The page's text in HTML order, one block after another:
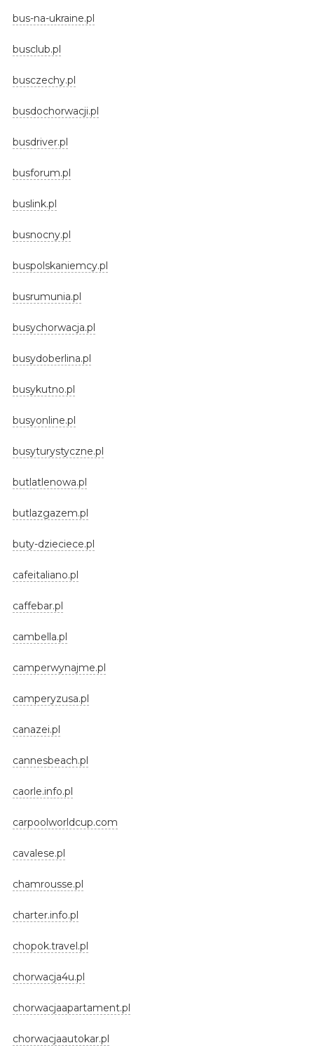
bus-na-ukraine.pl
busclub.pl
busczechy.pl
busdochorwacji.pl
busdriver.pl
busforum.pl
buslink.pl
busnocny.pl
buspolskaniemcy.pl
busrumunia.pl
busychorwacja.pl
busydoberlina.pl
busykutno.pl
busyonline.pl
busyturystyczne.pl
butlatlenowa.pl
butlazgazem.pl
buty-dzieciece.pl
cafeitaliano.pl
caffebar.pl
cambella.pl
camperwynajme.pl
camperyzusa.pl
canazei.pl
cannesbeach.pl
caorle.info.pl
carpoolworldcup.com
cavalese.pl
chamrousse.pl
charter.info.pl
chopok.travel.pl
chorwacja4u.pl
chorwacjaapartament.pl
chorwacjaautokar.pl